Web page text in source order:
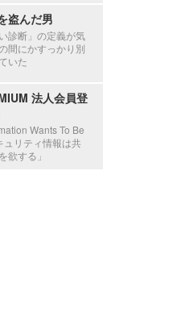
盗んだ男
診断」の定義が気
間にかすっかり別
いた
法人会員登
Wants To Be
ュリティ情報は共
欲する」